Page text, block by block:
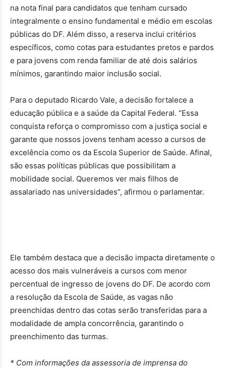
na nota final para candidatos que tenham cursado
integralmente o ensino fundamental e médio em escolas
públicas do DF. Além disso, a reserva inclui critérios
específicos, como cotas para estudantes pretos e pardos
e para jovens com renda familiar de até dois salários
mínimos, garantindo maior inclusão social.
Para o deputado Ricardo Vale, a decisão fortalece a
educação pública e a saúde da Capital Federal. “Essa
conquista reforça o compromisso com a justiça social e
garante que nossos jovens tenham acesso a cursos de
excelência como os da Escola Superior de Saúde. Afinal,
são essas políticas públicas que possibilitam a
mobilidade social. Queremos ver mais filhos de
assalariado nas universidades”, afirmou o parlamentar.
Ele também destaca que a decisão impacta diretamente o
acesso dos mais vulneráveis a cursos com menor
percentual de ingresso de jovens do DF. De acordo com
a resolução da Escola de Saúde, as vagas não
preenchidas dentro das cotas serão transferidas para a
modalidade de ampla concorrência, garantindo o
preenchimento das turmas.
* Com informações da assessoria de imprensa do